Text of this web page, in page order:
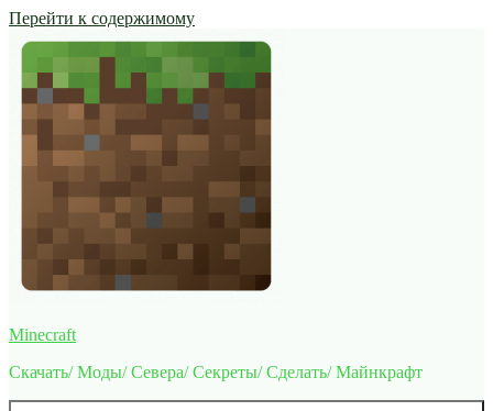
Перейти к содержимому
Minecraft
Скачать/ Моды/ Севера/ Секреты/ Сделать/ Майнкрафт